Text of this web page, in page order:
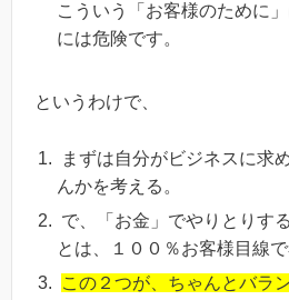
こういう「お客様のために
には危険です。
というわけで、
まずは自分がビジネスに求
んかを考える。
で、「お金」でやりとりす
とは、１００％お客様目線で
この２つが、ちゃんとバラ